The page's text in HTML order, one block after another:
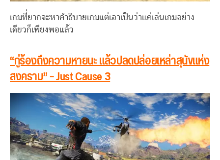
เกมที่ยากจะหาคำธิบายเกมแต่เอาเป็นว่าแค่เล่นเกมอย่าง
เดียวก็เพียงพอแล้ว
“กู่ร้องถึงความหายนะ แล้วปลดปล่อยเหล่าสุนัขแห่ง
สงคราม” – Just Cause 3